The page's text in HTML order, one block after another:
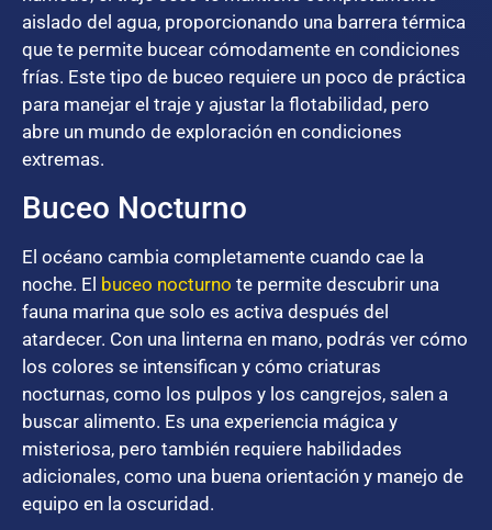
aislado del agua, proporcionando una barrera térmica
que te permite bucear cómodamente en condiciones
frías. Este tipo de buceo requiere un poco de práctica
para manejar el traje y ajustar la flotabilidad, pero
abre un mundo de exploración en condiciones
extremas.
Buceo Nocturno
El océano cambia completamente cuando cae la
noche. El buceo nocturno te permite descubrir una
fauna marina que solo es activa después del
atardecer. Con una linterna en mano, podrás ver cómo
los colores se intensifican y cómo criaturas
nocturnas, como los pulpos y los cangrejos, salen a
buscar alimento. Es una experiencia mágica y
misteriosa, pero también requiere habilidades
adicionales, como una buena orientación y manejo de
equipo en la oscuridad.